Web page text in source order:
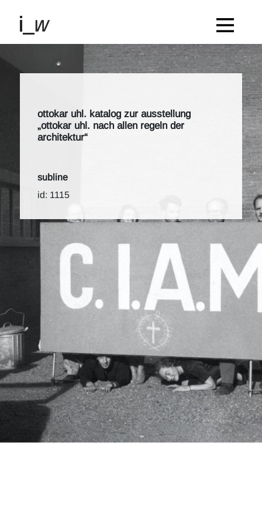
ottokar uhl. katalog zur ausstellung
„ottokar uhl. nach allen regeln der
architektur“
subline
id: 1115